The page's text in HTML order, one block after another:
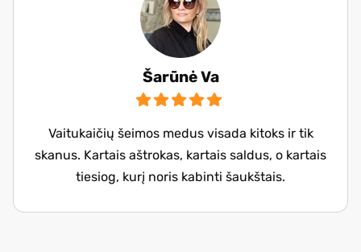
Šarūnė Va
Vaitukaičių šeimos medus visada kitoks ir tik
skanus. Kartais aštrokas, kartais saldus, o kartais
tiesiog, kurį noris kabinti šaukštais.